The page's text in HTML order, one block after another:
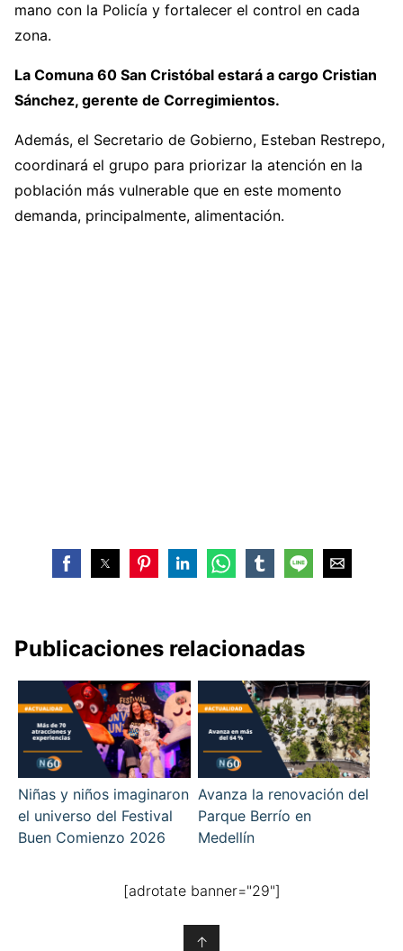
mano con la Policía y fortalecer el control en cada
zona.
La Comuna 60 San Cristóbal estará a cargo Cristian
Sánchez, gerente de Corregimientos.
Además, el Secretario de Gobierno, Esteban Restrepo,
coordinará el grupo para priorizar la atención en la
población más vulnerable que en este momento
demanda, principalmente, alimentación.
Publicaciones relacionadas
Niñas y niños imaginaron
el universo del Festival
Buen Comienzo 2026
Avanza la renovación del
Parque Berrío en
Medellín
[adrotate banner="29"]
↑